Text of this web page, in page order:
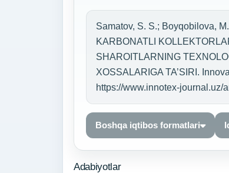
Samatov, S. S.; Boyqobilova,
KARBONATLI
SHAROITLARNING
XOSSALARIGA TA’SIRI.
https://www.innotex-journal.uz/
Boshqa iqtibos formatlari
Adabiyotlar